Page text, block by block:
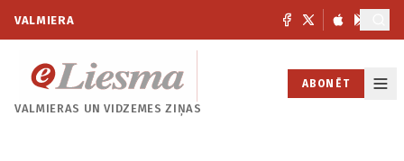
VALMIERA
VALMIERAS UNVIDZEMES ZIŅAS
ABONĒT